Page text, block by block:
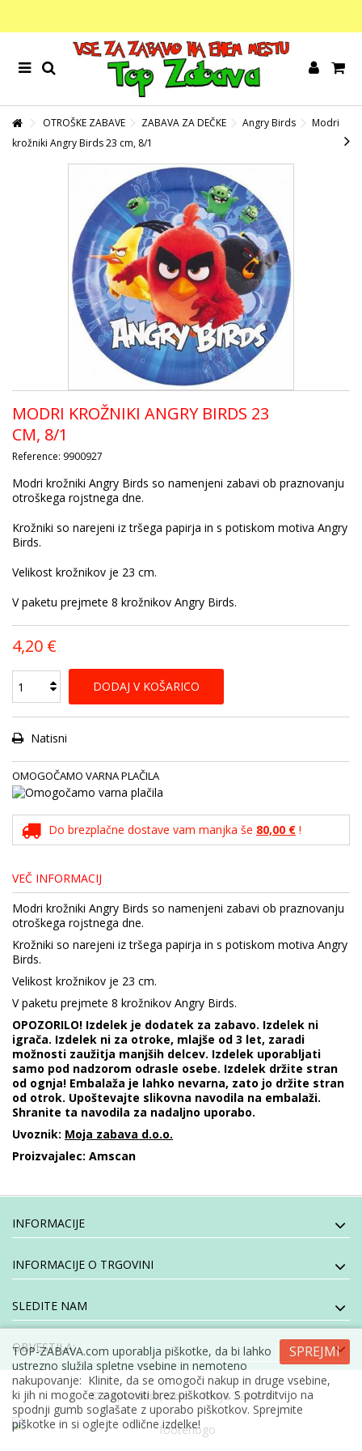
OTROŠKE ZABAVE ZABAVA ZA DEČKE Angry Birds
Modri
krožniki Angry Birds 23 cm, 8/1
MODRI KROŽNIKI ANGRY BIRDS 23
CM, 8/1
Reference: 9900927
Modri krožniki Angry Birds so namenjeni zabavi ob praznovanju
otroškega rojstnega dne.
Krožniki so narejeni iz tršega papirja in s potiskom motiva Angry
Birds.
Velikost krožnikov je 23 cm.
V paketu prejmete 8 krožnikov Angry Birds.
4,20 €
DODAJ V KOŠARICO
Natisni
OMOGOČAMO VARNA PLAČILA
Do brezplačne dostave vam manjka še 80,00 € !
VEČ INFORMACIJ
Modri krožniki Angry Birds so namenjeni zabavi ob praznovanju
otroškega rojstnega dne.
Krožniki so narejeni iz tršega papirja in s potiskom motiva Angry
Birds.
Velikost krožnikov je 23 cm.
V paketu prejmete 8 krožnikov Angry Birds.
OPOZORILO! Izdelek je dodatek za zabavo. Izdelek ni
igrača. Izdelek ni za otroke, mlajše od 3 let, zaradi
možnosti zaužitja manjših delcev. Izdelek uporabljati
samo pod nadzorom odrasle osebe. Izdelek držite stran
od ognja! Embalaža je lahko nevarna, zato jo držite stran
od otrok. Upoštevajte slikovna navodila na embalaži.
Shranite ta navodila za nadaljno uporabo.
Uvoznik: Moja zabava d.o.o.
Proizvajalec: Amscan
INFORMACIJE
INFORMACIJE O TRGOVINI
SLEDITE NAM
OBVESTILA:
© E-specialisti, d.o.o- Moja Zabava
SPREJMI
TOP-ZABAVA.com uporablja piškotke, da bi lahko
ustrezno služila spletne vsebine in nemoteno
nakupovanje: Klinite, da se omogoči nakup in druge vsebine,
ki jih ni mogoče zagotoviti brez piškotkov. S potrditvijo na
spodnji gumb soglašate z uporabo piškotkov. Sprejmite
piškotke in si oglejte odlične izdelke!